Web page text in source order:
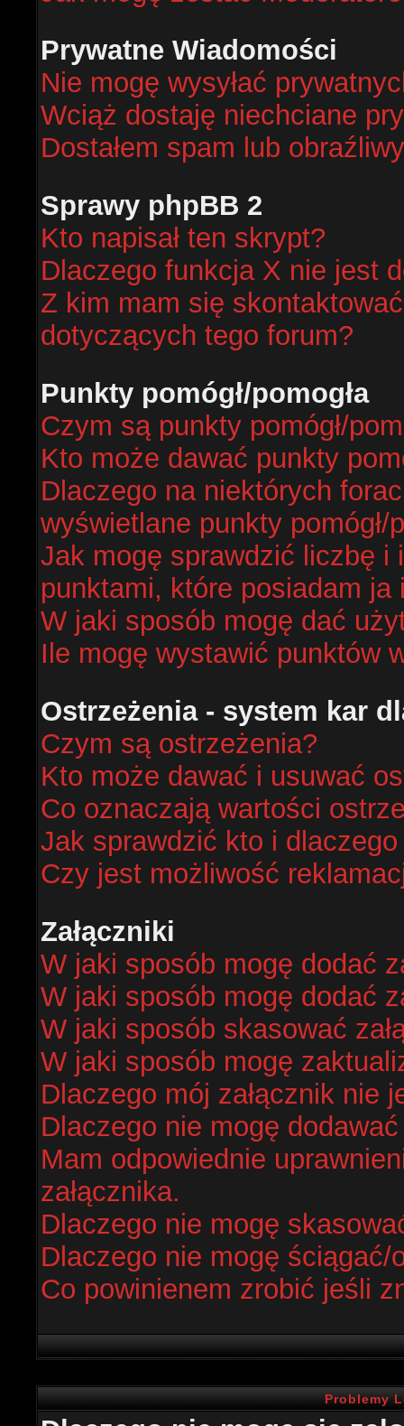
Prywatne Wiadomości
Nie mogę wysyłać
Wciąż dostaję niechciane
Dostałem spam lub
Sprawy phpBB 2
Kto napisał ten skrypt?
Dlaczego funkcja X nie jest
Z kim mam się
dotyczących tego forum?
Punkty pomógł/pomogła
Czym są punkty pomógł/
Kto może dawać punkty
Dlaczego na niektórych
wyświetlane punkty pomógł/
Jak mogę sprawdzić liczbę i
punktami, które posiadam
W jaki sposób mogę dać
Ile mogę wystawić punktów
Ostrzeżenia - system kar
Czym są ostrzeżenia?
Kto może dawać i usuwać
Co oznaczają wartości
Jak sprawdzić kto i dlaczego
Czy jest możliwość
Załączniki
W jaki sposób mogę dodać
W jaki sposób mogę dodać
W jaki sposób skasować
W jaki sposób mogę
Dlaczego mój załącznik nie
Dlaczego nie mogę dodawać
Mam odpowiednie
załącznika.
Dlaczego nie mogę
Dlaczego nie mogę ściągać/
Co powinienem zrobić jeśli
Problemy